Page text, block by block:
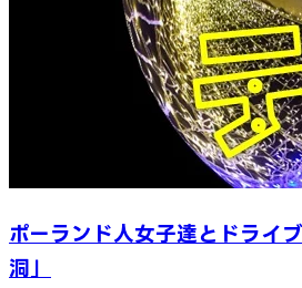
ポーランド人女子達とドライ
洞」